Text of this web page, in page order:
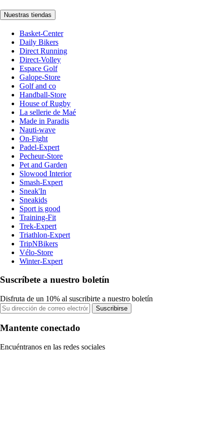
Nuestras tiendas
Basket-Center
Daily Bikers
Direct Running
Direct-Volley
Espace Golf
Galope-Store
Golf and co
Handball-Store
House of Rugby
La sellerie de Maé
Made in Paradis
Nauti-wave
On-Fight
Padel-Expert
Pecheur-Store
Pet and Garden
Slowood Interior
Smash-Expert
Sneak'In
Sneakids
Sport is good
Training-Fit
Trek-Expert
Triathlon-Expert
TripNBikers
Vélo-Store
Winter-Expert
Suscríbete a nuestro boletín
Disfruta de un 10% al suscribirte a nuestro boletín
Suscribirse
Mantente conectado
Encuéntranos en las redes sociales